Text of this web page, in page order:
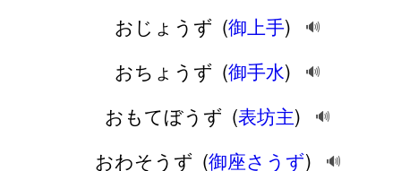
おじょうず (御上手) 🔊
おちょうず (御手水) 🔊
おもてぼうず (表坊主) 🔊
おわそうず (御座さうず) 🔊